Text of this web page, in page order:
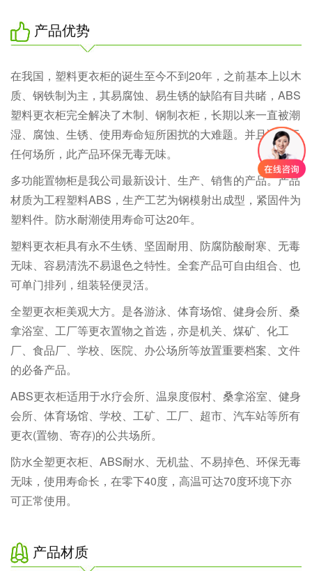
产品优势
在我国，塑料更衣柜的诞生至今不到20年，之前基本上以木
质、钢铁制为主，其易腐蚀、易生锈的缺陷有目共睹，ABS
塑料更衣柜完全解决了木制、钢制衣柜，长期以来一直被潮
湿、腐蚀、生锈、使用寿命短所困扰的大难题。并且适用于
任何场所，此产品环保无毒无味。
多功能置物柜是我公司最新设计、生产、销售的产品。产品
材质为工程塑料ABS，生产工艺为钢模射出成型，紧固件为
塑料件。防水耐潮使用寿命可达20年。
塑料更衣柜具有永不生锈、坚固耐用、防腐防酸耐寒、无毒
无味、容易清洗不易退色之特性。全套产品可自由组合、也
可单门排列，组装轻便灵活。
全塑更衣柜美观大方。是各游泳、体育场馆、健身会所、桑
拿浴室、工厂等更衣置物之首选，亦是机关、煤矿、化工
厂、食品厂、学校、医院、办公场所等放置重要档案、文件
的必备产品。
ABS更衣柜适用于水疗会所、温泉度假村、桑拿浴室、健身
会所、体育场馆、学校、工矿、工厂、超市、汽车站等所有
更衣(置物、寄存)的公共场所。
防水全塑更衣柜、ABS耐水、无机盐、不易掉色、环保无毒
无味，使用寿命长，在零下40度，高温可达70度环境下亦
可正常使用。
产品材质